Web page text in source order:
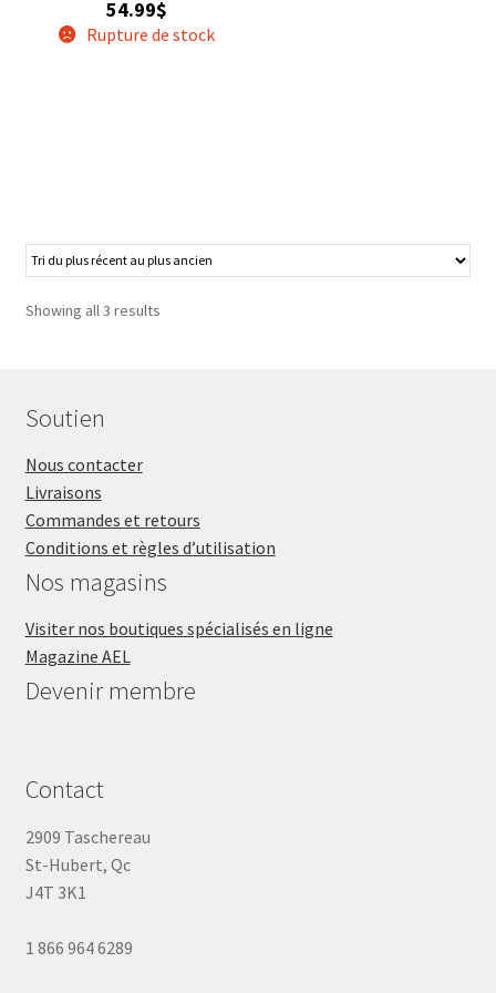
Hound
54.99$
Rupture de stock
Showing all 3 results
Soutien
Nous contacter
Livraisons
Commandes et retours
Conditions et règles d’utilisation
Nos magasins
Visiter nos boutiques spécialisés en ligne
Magazine AEL
Devenir membre
Contact
2909 Taschereau
St-Hubert, Qc
J4T 3K1
1 866 964 6289